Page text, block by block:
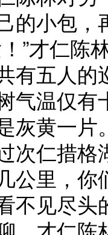
的小包，
”才仁陈
有五人的
温仅有
灰黄一
次仁措格
公里，
不见尽